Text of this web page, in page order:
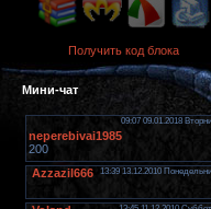
Получить код блока
Мини-чат